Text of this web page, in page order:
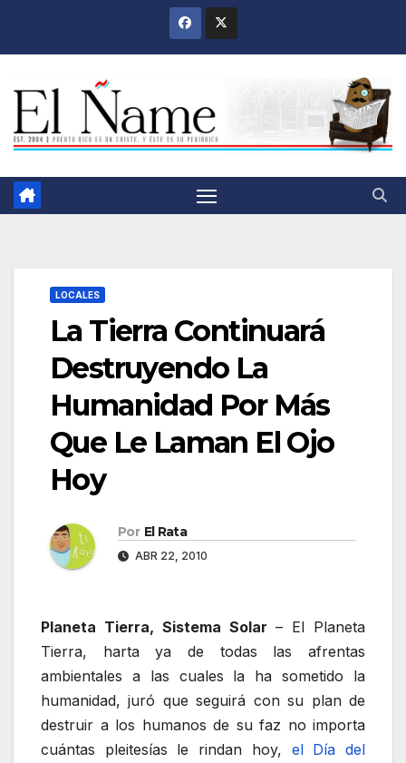
LOCALES
La Tierra Continuará
Destruyendo La
Humanidad Por Más
Que Le Laman El Ojo
Hoy
Por El Rata
ABR 22, 2010
Planeta Tierra, Sistema Solar – El Planeta
Tierra, harta ya de todas las afrentas
ambientales a las cuales la ha sometido la
humanidad, juró que seguirá con su plan de
destruir a los humanos de su faz no importa
cuántas pleitesías le rindan hoy, el Día del